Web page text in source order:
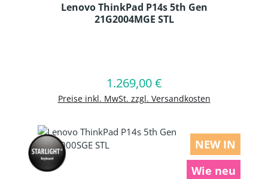
Lenovo ThinkPad P14s 5th Gen
21G2004MGE STL
Regulärer Preis:
1.269,00 €
Preise inkl. MwSt. zzgl. Versandkosten
In den Warenkorb
NEW IN
Wie neu